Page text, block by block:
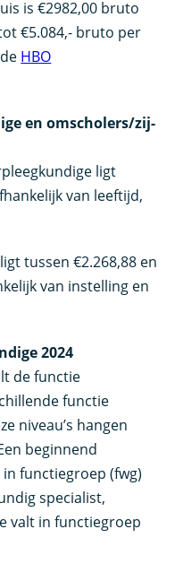
is €2982,00 bruto
€5.084,- bruto per
HBO
en omscholers/zij-
ligt
van leeftijd,
tussen €2.268,88 en
van instelling en
2024
de functie
functie
niveau’s hangen
beginnend
functiegroep (fwg)
specialist,
valt in functiegroep